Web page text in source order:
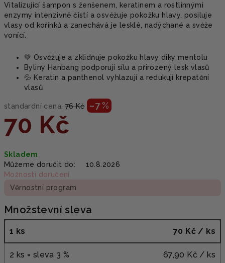
Vitalizující šampon s ženšenem, keratinem a rostlinnými
enzymy intenzivně čistí a osvěžuje pokožku hlavy, posiluje
vlasy od kořínků a zanechává je lesklé, nadýchané a svěže
vonící.
💚 Osvěžuje a zklidňuje pokožku hlavy díky mentolu
Byliny Hanbang podporují sílu a přirozený lesk vlasů
💦 Keratin a panthenol vyhlazují a redukují krepatění
vlasů
standardní cena: 76 Kč –7 %
70 Kč
cena:
Skladem
Můžeme doručit do:
10.8.2026
Možnosti doručení
Věrnostní program
Množstevní sleva
1 ks 70 Kč / ks
2 ks = sleva 3 % 67,90 Kč / ks